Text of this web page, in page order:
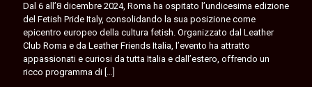
Dal 6 all’8 dicembre 2024, Roma ha ospitato l’undicesima edizione
del Fetish Pride Italy, consolidando la sua posizione come
epicentro europeo della cultura fetish. Organizzato dal Leather
Club Roma e da Leather Friends Italia, l’evento ha attratto
appassionati e curiosi da tutta Italia e dall’estero, offrendo un
ricco programma di […]